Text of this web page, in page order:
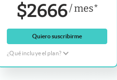
$2666/mes*
Quiero suscribirme
¿Qué incluye el plan?